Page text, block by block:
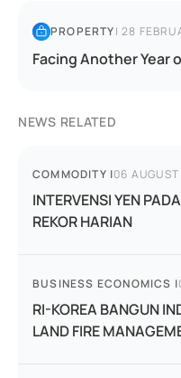
PROPERTY|28
Facing Another Year
NEWS RELATED
COMMODITY |06
INTERVENSI YEN
REKOR HARIAN
BUSINESS ECONOMICS |
RI-KOREA BANGUN
LAND FIRE